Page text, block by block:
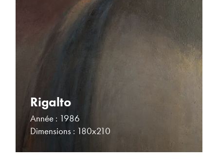
Rigalto
Année : 1986
Dimensions : 180x210